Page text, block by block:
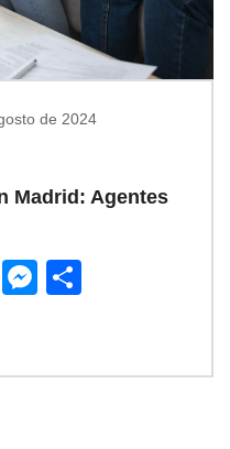
de 2024
Madrid: Agentes
WhatsApp
Messenger